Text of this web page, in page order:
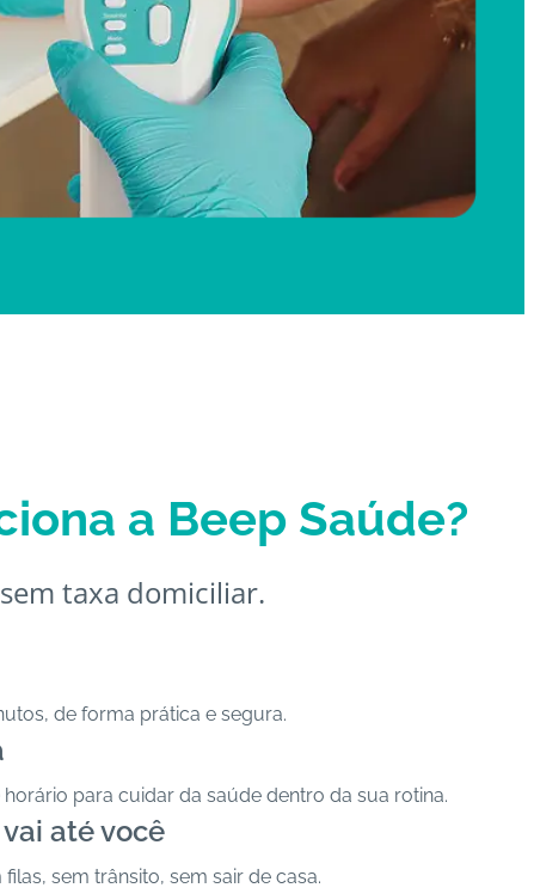
a Beep Saúde?
taxa domiciliar.
de forma prática e segura.
para cuidar da saúde dentro da sua rotina.
até você
sem trânsito, sem sair de casa.